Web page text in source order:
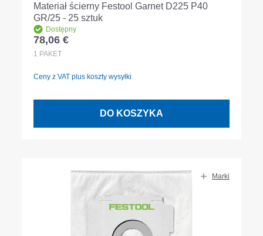
Materiał ścierny Festool Garnet D225 P40
GR/25 - 25 sztuk
Dostępny
Cena regularna:
78,06 €
1 PAKET
Ceny z VAT plus koszty wysyłki
DO KOSZYKA
Marki